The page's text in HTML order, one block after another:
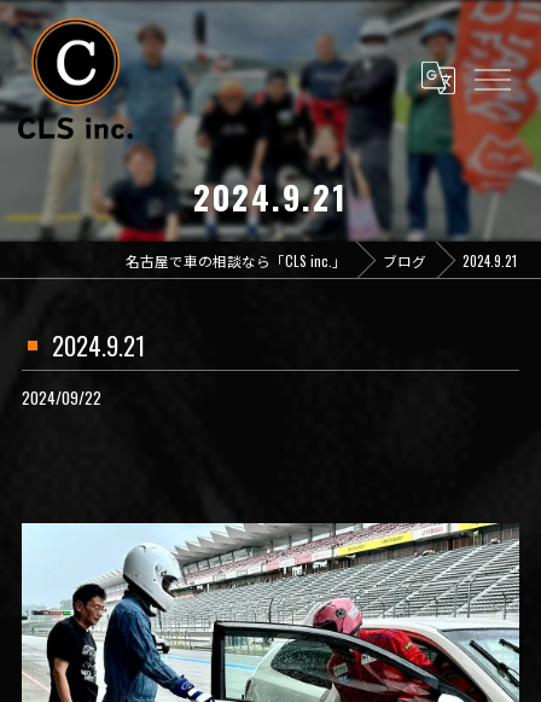
2024.9.21
名古屋で車の相談なら「CLS inc.」 ブログ 2024.9.21
2024.9.21
2024/09/22